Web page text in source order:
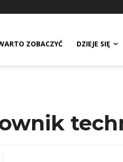
ZOBACZYĆ DZIEJE SIĘ